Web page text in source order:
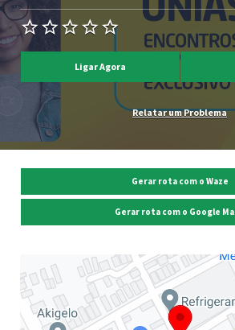
Ligar Agora
Relatar um Problema
Gerar rota com o Waze
Gerar rota com o Google